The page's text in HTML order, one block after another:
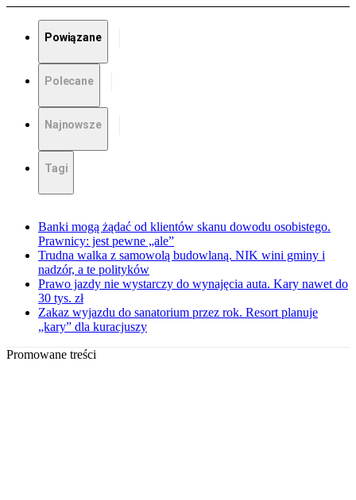
Powiązane
Polecane
Najnowsze
Tagi
Banki mogą żądać od klientów skanu dowodu osobistego.
Prawnicy: jest pewne „ale”
Trudna walka z samowolą budowlaną. NIK wini gminy i
nadzór, a te polityków
Prawo jazdy nie wystarczy do wynajęcia auta. Kary nawet do
30 tys. zł
Zakaz wyjazdu do sanatorium przez rok. Resort planuje
„kary” dla kuracjuszy
Promowane treści